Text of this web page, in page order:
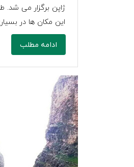
ژاپن برگزار می شد.
این مكان ها در
ادامه مطلب